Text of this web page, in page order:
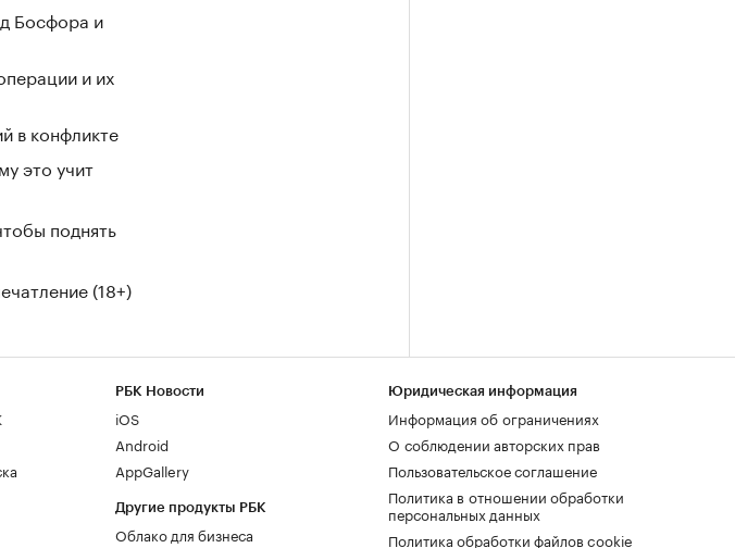
Босфора и
и их
в конфликте
это учит
поднять
(18+)
РБК Новости
iOS
Android
AppGallery
Другие продукты РБК
Облако для бизнеса
Юридическая информация
Информация об ограничениях
О соблюдении авторских прав
Пользовательское соглашение
Политика в отношении обработки
персональных данных
Политика обработки файлов cookie